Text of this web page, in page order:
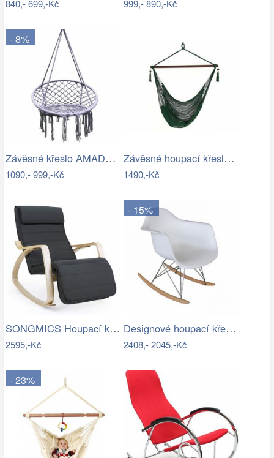
840,-699,-Kč 999,-890,-Kč
- 8%
Závěsné křeslo AMADO 2 NEW Tempo Kondela
1090,-999,-Kč
Závěsné houpací křeslo Bustry,…
1490,-Kč
SONGMICS Houpací křeslo Ben šedé
2595,-Kč
- 15%
Designové houpací křeslo - TK
2408,-2045,-Kč
- 23%